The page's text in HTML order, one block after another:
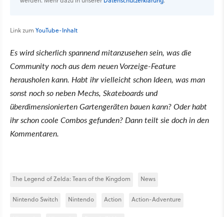
Link zum YouTube-Inhalt
Es wird sicherlich spannend mitanzusehen sein, was die
Community noch aus dem neuen Vorzeige-Feature
herausholen kann. Habt ihr vielleicht schon Ideen, was man
sonst noch so neben Mechs, Skateboards und
überdimensionierten Gartengeräten bauen kann? Oder habt
ihr schon coole Combos gefunden? Dann teilt sie doch in den
Kommentaren.
The Legend of Zelda: Tears of the Kingdom News
Nintendo Switch Nintendo Action Action-Adventure